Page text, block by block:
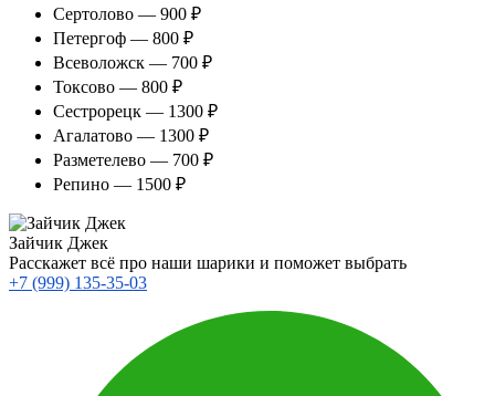
Сертолово — 900 ₽
Петергоф — 800 ₽
Всеволожск — 700 ₽
Токсово — 800 ₽
Сестрорецк — 1300 ₽
Агалатово — 1300 ₽
Разметелево — 700 ₽
Репино — 1500 ₽
Зайчик Джек
Расскажет всё про наши шарики и поможет выбрать
+7 (999) 135-35-03